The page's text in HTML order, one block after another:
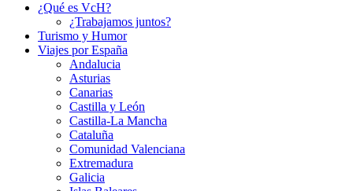
¿Qué es VcH?
¿Trabajamos juntos?
Turismo y Humor
Viajes por España
Andalucia
Asturias
Canarias
Castilla y León
Castilla-La Mancha
Cataluña
Comunidad Valenciana
Extremadura
Galicia